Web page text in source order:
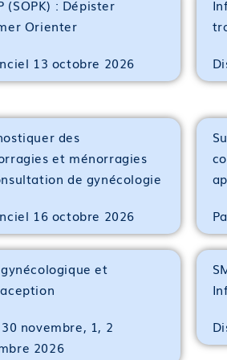
de dépistage et de diagnostic
associations
compétences
d’auto-évaluation afin
(SOPK) : Dépister
Orienter
13 octobre 2026
des
et ménorragies
de gynécologie
16 octobre 2026
et
novembre, 1, 2
2026